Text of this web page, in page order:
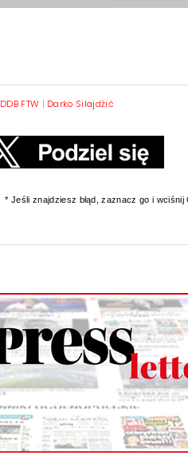
DDB FTW | Darko Silajdžić
* Jeśli znajdziesz błąd, zaznacz go i wciśnij